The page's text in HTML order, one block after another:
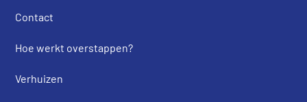
Contact
Hoe werkt overstappen?
Verhuizen